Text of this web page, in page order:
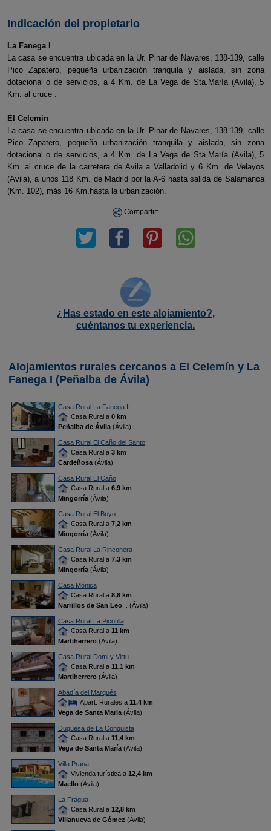
Indicación del propietario
La Fanega I
La casa se encuentra ubicada en la Ur. Pinar de Navares, 138-139, calle
Pico Zapatero, pequeña urbanización tranquila y aislada, sin zona
dotacional o de servicios, a 4 Km. de La Vega de Sta.María (Avila), 5
Km. al cruce .
El Celemin
La casa se encuentra ubicada en la Ur. Pinar de Navares, 138-139, calle
Pico Zapatero, pequeña urbanización tranquila y aislada, sin zona
dotacional o de servicios, a 4 Km. de La Vega de Sta.María (Avila), 5
Km. al cruce de la carretera de Avila a Valladolid y 6 Km. de Velayos
(Avila), a unos 118 Km. de Madrid por la A-6 hasta salida de Salamanca
(Km. 102), más 16 Km.hasta la urbanización.
Compartir:
¿Has estado en este alojamiento?,
cuéntanos tu experiencia.
Alojamientos rurales cercanos a El Celemín y La
Fanega I (Peñalba de Ávila)
Casa Rural La Fanega II
Casa Rural a 0 km
Peñalba de Ávila(Ávila)
Casa Rural El Caño del Santo
Casa Rural a 3 km
Cardeñosa(Ávila)
Casa Rural El Caño
Casa Rural a 6,9 km
Mingorría(Ávila)
Casa Rural El Boyo
Casa Rural a 7,2 km
Mingorría(Ávila)
Casa Rural La Rinconera
Casa Rural a 7,3 km
Mingorría(Ávila)
Casa Mónica
Casa Rural a 8,8 km
Narrillos de San Leo... (Ávila)
Casa Rural La Picotilla
Casa Rural a 11 km
Martiherrero(Ávila)
Casa Rural Domi y Virtu
Casa Rural a 11,1 km
Martiherrero(Ávila)
Abadía del Marqués
Apart. Rurales a 11,4 km
Vega de Santa Maria(Ávila)
Duquesa de La Conquista
Casa Rural a 11,4 km
Vega de Santa María(Ávila)
Villa Prana
Vivienda turística a 12,4 km
Maello(Ávila)
La Fragua
Casa Rural a 12,8 km
Villanueva de Gómez (Ávila)